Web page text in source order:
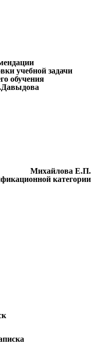
учебной задачи
обучения
Михайлова Е.П.
категории